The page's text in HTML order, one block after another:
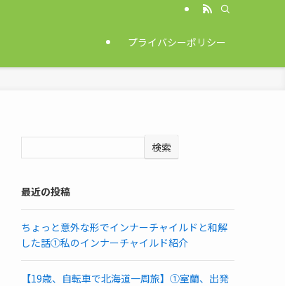
プライバシーポリシー
検索
最近の投稿
ちょっと意外な形でインナーチャイルドと和解
した話①私のインナーチャイルド紹介
【19歳、自転車で北海道一周旅】①室蘭、出発